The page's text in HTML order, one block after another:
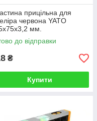
прицільна для
червона YATO
мм.
до відправки
₴
Купити